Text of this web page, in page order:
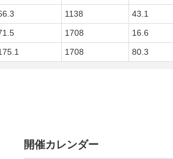
1138 43.1
1708 16.6
1708 80.3
開催カレンダー